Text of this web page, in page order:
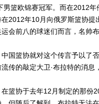
男篮欧锦赛冠军。而在2012
2012年10月向俄罗斯篮协
会前八的球迷们而言，名帅
篮协就对这个传言予以了否
传的敲定大卫·布拉特的消息
协于去年12月制定的那份